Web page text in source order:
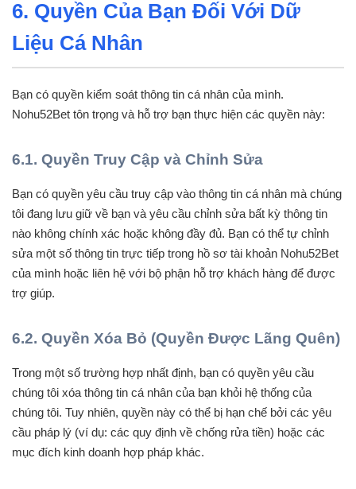
6. Quyền Của Bạn Đối Với Dữ
Liệu Cá Nhân
Bạn có quyền kiểm soát thông tin cá nhân của mình.
Nohu52Bet tôn trọng và hỗ trợ bạn thực hiện các quyền này:
6.1. Quyền Truy Cập và Chỉnh Sửa
Bạn có quyền yêu cầu truy cập vào thông tin cá nhân mà chúng
tôi đang lưu giữ về bạn và yêu cầu chỉnh sửa bất kỳ thông tin
nào không chính xác hoặc không đầy đủ. Bạn có thể tự chỉnh
sửa một số thông tin trực tiếp trong hồ sơ tài khoản Nohu52Bet
của mình hoặc liên hệ với bộ phận hỗ trợ khách hàng để được
trợ giúp.
6.2. Quyền Xóa Bỏ (Quyền Được Lãng Quên)
Trong một số trường hợp nhất định, bạn có quyền yêu cầu
chúng tôi xóa thông tin cá nhân của bạn khỏi hệ thống của
chúng tôi. Tuy nhiên, quyền này có thể bị hạn chế bởi các yêu
cầu pháp lý (ví dụ: các quy định về chống rửa tiền) hoặc các
mục đích kinh doanh hợp pháp khác.